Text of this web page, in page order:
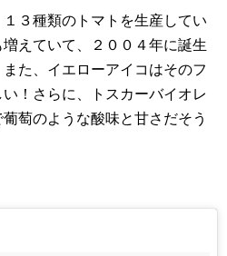
３種類のトマトを生産してい
えていて、２００４年に誕生
た、イエローアイコはそのフ
！さらに、トスカーバイオレ
萄のような酸味と甘さだそう